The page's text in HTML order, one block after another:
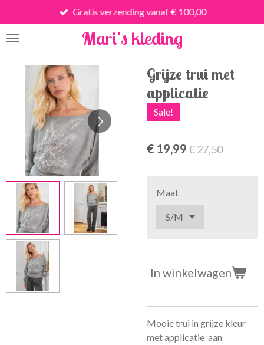
direct
naar
hoofdinhoud
Mari's kleding
Gratis verzending vanaf € 100,00
Grijze trui met
applicatie
Sale!
€ 19,99€ 27,50
Maat
In winkelwagen
Mooie trui in grijze kleur
met applicatie aan